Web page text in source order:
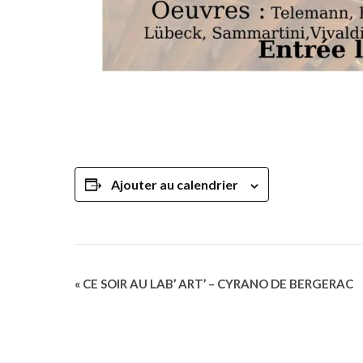
Ajouter au calendrier
Navigation
« CE SOIR AU LAB’ ART’ – CYRANO DE BERGERAC